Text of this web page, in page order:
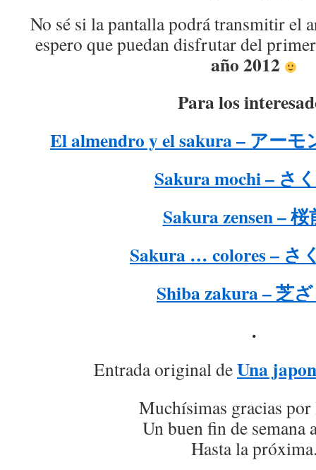
No sé si la pantalla podrá transmitir el
espero que puedan disfrutar del
año 2012
Para los
El almendro y el sakura – アー
Sakura mochi – さ
Sakura zensen –
Sakura … colores – さ
Shiba zakura – 芝
.
Entrada original deUna
Muchísimas gracias por
Un buen fin de semana
Hasta la